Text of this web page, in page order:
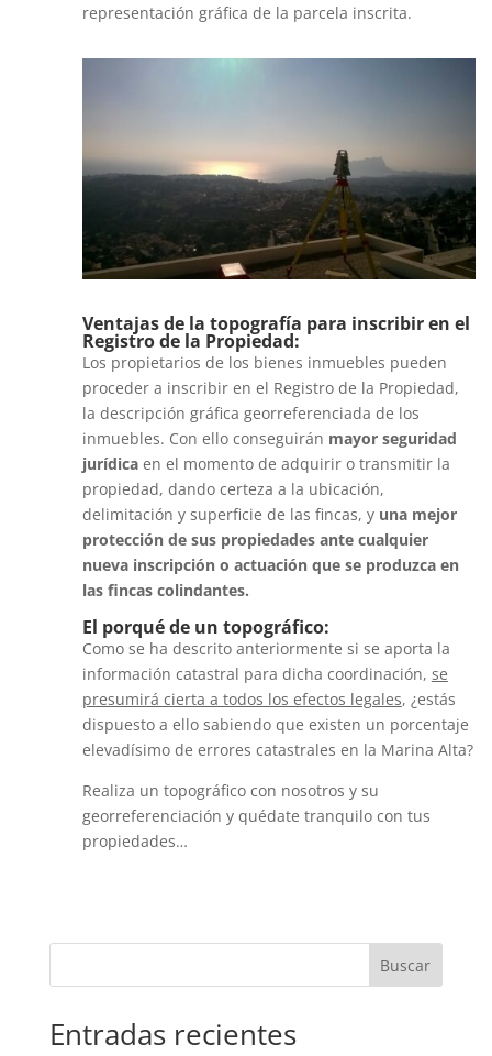
representación gráfica de la parcela inscrita.
Ventajas de la topografía para inscribir en el
Registro de la Propiedad:
Los propietarios de los bienes inmuebles pueden
proceder a inscribir en el Registro de la Propiedad,
la descripción gráfica georreferenciada de los
inmuebles. Con ello conseguirán mayor seguridad
jurídicaen el momento de adquirir o transmitir la
propiedad, dando certeza a la ubicación,
delimitación y superficie de las fincas, y una mejor
protección de sus propiedades ante cualquier
nueva inscripción o actuación que se produzca en
las fincas colindantes.
El porqué de un topográfico:
Como se ha descrito anteriormente si se aporta la
información catastral para dicha coordinación, se
presumirá cierta a todos los efectos legales, ¿estás
dispuesto a ello sabiendo que existen un porcentaje
elevadísimo de errores catastrales en la Marina Alta?
Realiza un topográfico con nosotros y su
georreferenciación y quédate tranquilo con tus
propiedades…
Buscar
Entradas recientes